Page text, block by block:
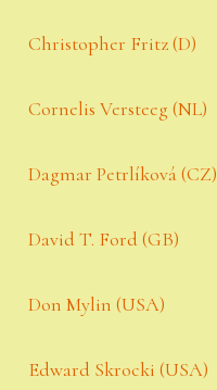
Christopher Fritz (D)
Cornelis Versteeg (NL)
Dagmar Petrlíková (CZ)
David T. Ford (GB)
Don Mylin (USA)
Edward Skrocki (USA)